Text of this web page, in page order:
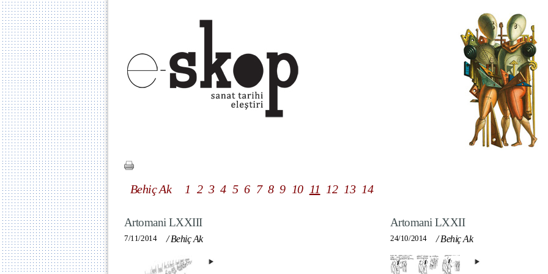
Behiç Ak 1 2 3 4 5 6 7 8 9 10 11 12 13 14
Artomani LXXIII
7/11/2014 /Behiç Ak
Artomani LXXII
24/10/2014 /Behiç Ak